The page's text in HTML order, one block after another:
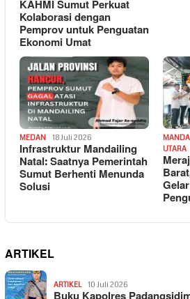
KAHMI Sumut Perkuat
Kolaborasi dengan
Pemprov untuk Penguatan
Ekonomi Umat
MEDAN 18 Juli 2026
Infrastruktur Mandailing
Natal: Saatnya Pemerintah
Sumut Berhenti Menunda
Solusi
UTARA
ARTIKEL
ARTIKEL 10 Juli 2026